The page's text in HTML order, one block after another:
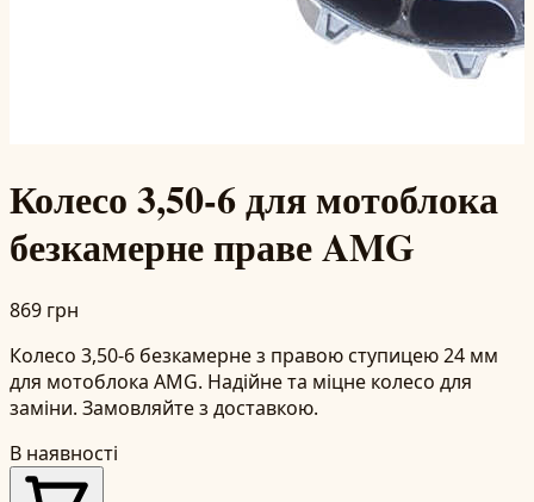
Колесо 3,50-6 для мотоблока
безкамерне праве AMG
869 грн
Колесо 3,50-6 безкамерне з правою ступицею 24 мм
для мотоблока AMG. Надійне та міцне колесо для
заміни. Замовляйте з доставкою.
В наявності